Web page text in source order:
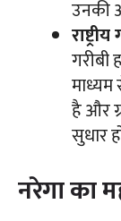
उनकी
गरीबी
है और
सुधार
नरेगा का